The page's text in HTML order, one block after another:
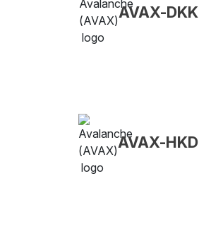
AVAX-DKK
AVAX-HKD